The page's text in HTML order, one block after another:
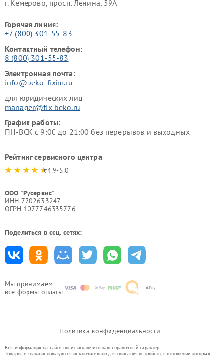
Мы принимаем
все формы оплаты
г. Кемерово, просп. Ленина, 59А
Горячая линия:
+7 (800) 301-55-83
Контактный телефон:
8 (800) 301-55-83
Электронная почта:
info@beko-fixim.ru
для юридических лиц
manager@fix-beko.ru
График работы:
ПН-ВСК с 9:00 до 21:00 без перерывов и выходных
Рейтинг сервисного центра
4.9-5.0
ООО "Русервис"
ИНН 7702633247
ОГРН 1077746335776
Поделиться в соц. сетях:
Политика конфиденциальности
Вся информация на сайте носит исключительно справочный характер.
Товарные знаки используются исключительно для описания устройств, в отношении которых